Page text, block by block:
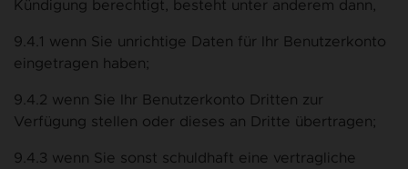
Kündigung berechtigt, besteht unter anderem dann,
9.4.1 wenn Sie unrichtige Daten für Ihr Benutzerkonto
eingetragen haben;
9.4.2 wenn Sie Ihr Benutzerkonto Dritten zur
Verfügung stellen oder dieses an Dritte übertragen;
9.4.3 wenn Sie sonst schuldhaft eine vertragliche